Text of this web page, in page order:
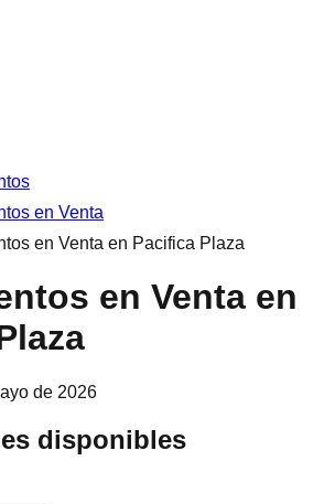
en Venta
en Venta en Pacifica Plaza
en Venta en
de 2026
disponibles